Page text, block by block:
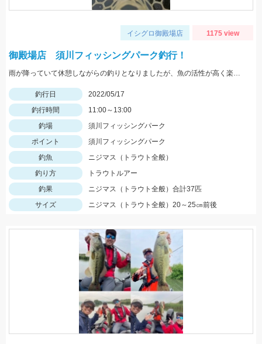
イシグロ御殿場店 1175 view
御殿場店 須川フィッシングパーク釣行！
雨が降っていて休憩しながらの釣りとなりましたが、魚の活性が高く楽しむことができました！Bスパーク2.0ｇのＧマジョーラに反応良かったです。
釣行日
2022/05/17
釣行時間
11:00～13:00
釣場
須川フィッシングパーク
ポイント
須川フィッシングパーク
釣魚
ニジマス（トラウト全般）
釣り方
トラウトルアー
釣果
ニジマス（トラウト全般）合計37匹
サイズ
ニジマス（トラウト全般）20～25㎝前後